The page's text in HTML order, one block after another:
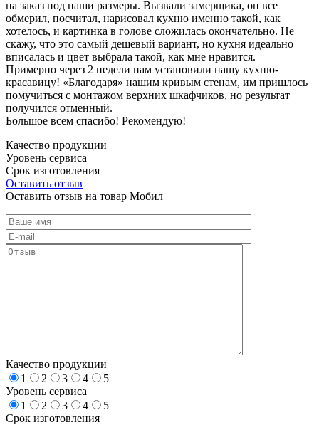
на заказ под наши размеры. Вызвали замерщика, он все
обмерил, посчитал, нарисовал кухню именно такой, как
хотелось, и картинка в голове сложилась окончательно. Не
скажу, что это самый дешевый вариант, но кухня идеально
вписалась и цвет выбрала такой, как мне нравится.
Примерно через 2 недели нам установили нашу кухню-
красавицу! «Благодаря» нашим кривым стенам, им пришлось
помучиться с монтажом верхних шкафчиков, но результат
получился отменный.
Большое всем спасибо! Рекомендую!
Качество продукции
Уровень сервиса
Срок изготовления
Оставить отзыв
Оставить отзыв на товар Мобил
Качество продукции
1
2 3 4
5
Уровень сервиса
1
2 3 4
5
Срок изготовления